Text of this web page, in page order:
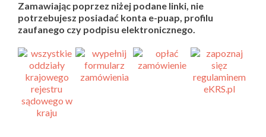
Zamawiając poprzez niżej podane linki, nie
potrzebujesz posiadać konta e-puap, profilu
zaufanego czy podpisu elektronicznego.